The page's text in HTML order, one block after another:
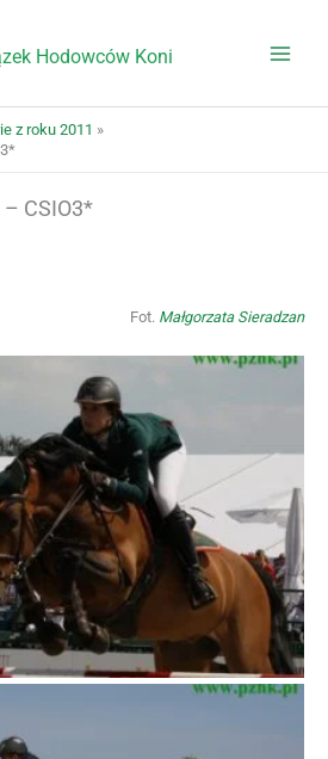
Hodowców Koni
z roku 2011
CSIO3*
Fot. Małgorzata Sieradzan